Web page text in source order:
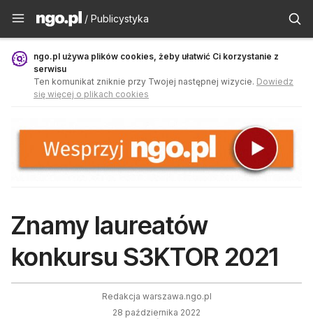
Publicystyka - ngo.pl
/ Publicystyka
ngo.pl używa plików cookies, żeby ułatwić Ci korzystanie z
serwisu
Ten komunikat zniknie przy Twojej następnej wizycie. Dowiedz
się więcej o plikach cookies
Znamy laureatów
konkursu S3KTOR 2021
Redakcja warszawa.ngo.pl
28 października 2022